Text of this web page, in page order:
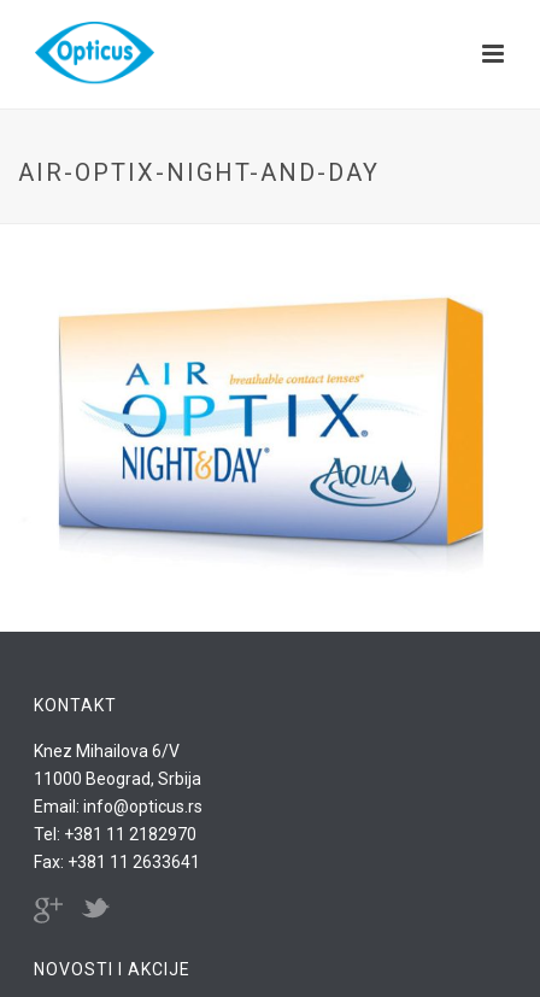
AIR-OPTIX-NIGHT-AND-DAY
KONTAKT
Knez Mihailova 6/V
11000 Beograd, Srbija
Email: info@opticus.rs
Tel: +381 11 2182970
Fax: +381 11 2633641
NOVOSTI I AKCIJE